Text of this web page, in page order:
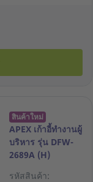
สินค้าใหม่
APEX เก้าอี้ทำงานผู้
บริหาร รุ่น DFW-
2689A (H)
รหัสสินค้า: